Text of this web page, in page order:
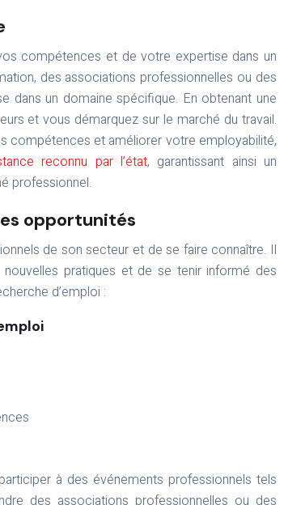
compétences et de votre expertise dans un
des associations professionnelles ou des
dans un domaine spécifique. En obtenant une
et vous démarquez sur le marché du travail.
compétences et améliorer votre employabilité,
reconnu par l’état, garantissant ainsi un
professionnel.
opportunités
de son secteur et de se faire connaître. Il
pratiques et de se tenir informé des
d’emploi :
à des événements professionnels tels
des associations professionnelles ou des